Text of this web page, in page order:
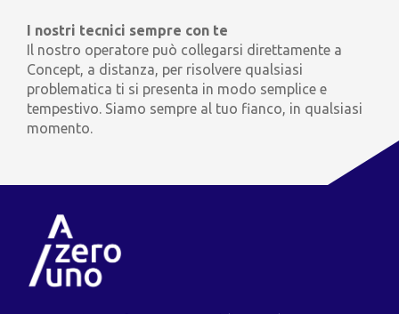
I nostri tecnici sempre con te
Il nostro operatore può collegarsi direttamente a
Concept, a distanza, per risolvere qualsiasi
problematica ti si presenta in modo semplice e
tempestivo. Siamo sempre al tuo fianco, in qualsiasi
momento.